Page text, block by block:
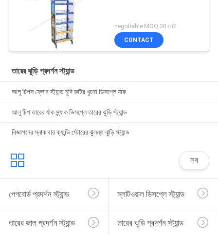
negotiable MOQ:30 সেট
CONTACT
তারের ঝুড়ি প্রদর্শন স্ট্যান্ড
আলু চিপস ফ্লোর স্ট্যান্ড মুদি রুটির খুচরা ডিসপ্লে র্যাক
আলু চিপ তারের র্যাক স্ন্যাক ডিসপ্লে তারের ঝুড়ি স্ট্যান্ড
বিজ্ঞাপনের স্নাক বার ক্যান্ডি স্টোরের ঝুলন্ত ঝুড়ি স্ট্যান্ড
সব
পেগবোর্ড প্রদর্শন স্ট্যান্ড স্লাটওয়াল ডিসপ্লে স্ট্যান্ড
তারের জাল প্রদর্শন স্ট্যান্ড তারের ঝুড়ি প্রদর্শন স্ট্যান্ড